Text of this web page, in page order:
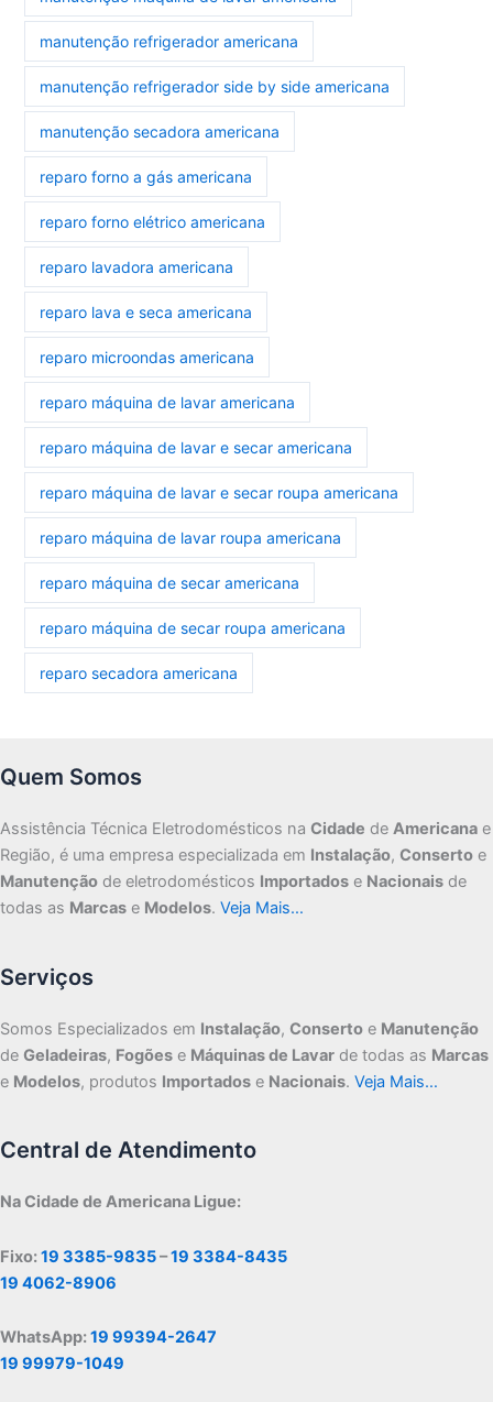
manutenção refrigerador americana
manutenção refrigerador side by side americana
manutenção secadora americana
reparo forno a gás americana
reparo forno elétrico americana
reparo lavadora americana
reparo lava e seca americana
reparo microondas americana
reparo máquina de lavar americana
reparo máquina de lavar e secar americana
reparo máquina de lavar e secar roupa americana
reparo máquina de lavar roupa americana
reparo máquina de secar americana
reparo máquina de secar roupa americana
reparo secadora americana
Quem Somos
Assistência Técnica Eletrodomésticos na Cidade de Americana e
Região, é uma empresa especializada em Instalação, Conserto e
Manutenção de eletrodomésticos Importados e Nacionais de
todas as Marcas e Modelos. Veja Mais…
Serviços
Somos Especializados em Instalação, Conserto e Manutenção
de Geladeiras, Fogões e Máquinas de Lavar de todas as Marcas
e Modelos, produtos Importados e Nacionais. Veja Mais…
Central de Atendimento
Na Cidade de Americana Ligue:
Fixo:19 3385-9835–19 3384-8435
19 4062-8906
WhatsApp:19 99394-2647
19 99979-1049